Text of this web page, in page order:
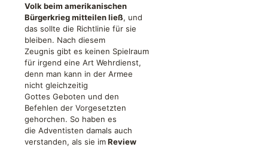
Volk beim amerikanischen
Bürgerkrieg mitteilen ließ, und
das sollte die Richtlinie für sie
bleiben. Nach diesem
Zeugnis gibt es keinen Spielraum
für irgend eine Art Wehrdienst,
denn man kann in der Armee
nicht gleichzeitig
Gottes Geboten und den
Befehlen der Vorgesetzten
gehorchen. So haben es
die Adventisten damals auch
verstanden, als sie imReview